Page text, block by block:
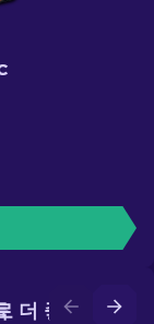
더 좋은 스킨